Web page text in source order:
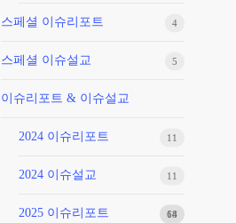
스페셜 이슈리포트 4
스페셜 이슈설교 5
이슈리포트 & 이슈설교
68
2024 이슈리포트 11
2024 이슈설교 11
2025 이슈리포트 14